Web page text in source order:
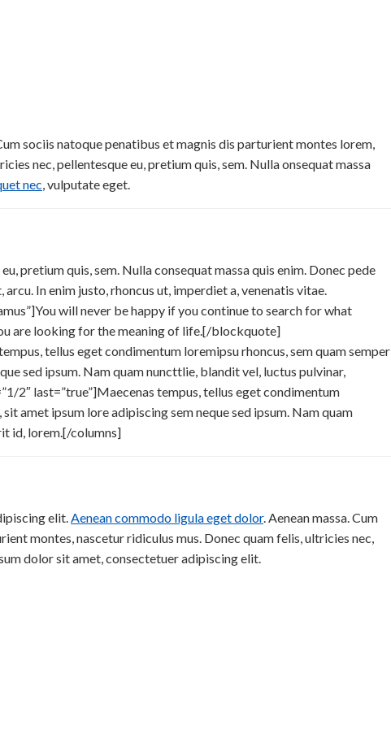
sociis natoque penatibus et magnis dis parturient montes lorem,
nec, pellentesque eu, pretium quis, sem. Nulla onsequat massa
nec, vulputate eget.
pretium quis, sem. Nulla consequat massa quis enim. Donec pede
In enim justo, rhoncus ut, imperdiet a, venenatis vitae.
will never be happy if you continue to search for what
are looking for the meaning of life.[/blockquote]
tellus eget condimentum loremipsu rhoncus, sem quam semper
sed ipsum. Nam quam nuncttlie, blandit vel, luctus pulvinar,
2″ last=”true”]Maecenas tempus, tellus eget condimentum
amet ipsum lore adipiscing sem neque sed ipsum. Nam quam
id, lorem.[/columns]
elit.Aenean commodo ligula eget dolor. Aenean massa. Cum
montes, nascetur ridiculus mus. Donec quam felis, ultricies nec,
dolor sit amet, consectetuer adipiscing elit.